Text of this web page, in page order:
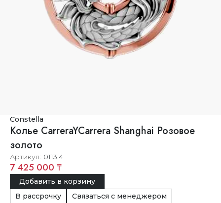
Constella
Колье CarreraYCarrera Shanghai Розовое
золото
Артикул 0113.4
7 425 000 ₸
Добавить в корзину
В рассрочку
Связаться с менеджером